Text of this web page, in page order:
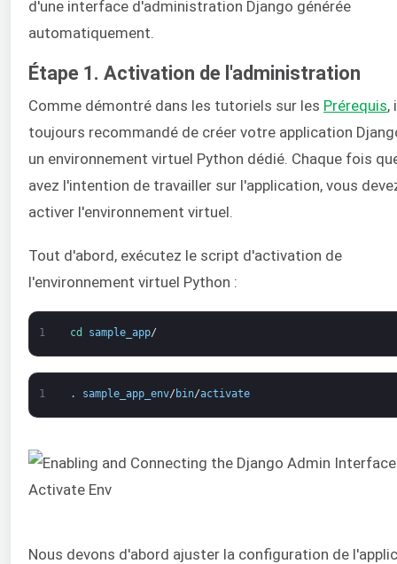
d'une interface d'administration Django générée
automatiquement.
Étape 1. Activation de l'administration
Comme démontré dans les tutoriels sur les Prérequis,
toujours recommandé de créer votre application
un environnement virtuel Python dédié. Chaque fois
avez l'intention de travailler sur l'application, vous
activer l'environnement virtuel.
Tout d'abord, exécutez le script d'activation de
l'environnement virtuel Python :
1 cd sample_app/
1 . sample_app_env/ bin/activate
Nous devons d'abord ajuster la configuration de